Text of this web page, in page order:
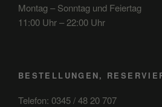
Montag – Sonntag und Feiertag
11:00 Uhr – 22:00 Uhr
BESTELLUNGEN,
Telefon: 0345 / 48 20 707